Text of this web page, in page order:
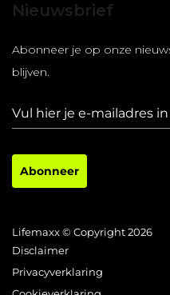
Nieuwsbrief
Abonneer je op onze
blijven.
Abonneer
Lifemaxx © Copyright 2026
Disclaimer
Privacyverklaring